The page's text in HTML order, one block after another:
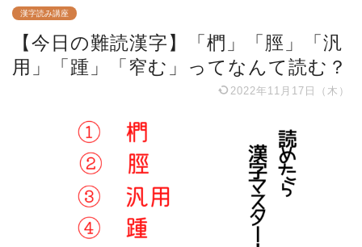
漢字読み講座
【今日の難読漢字】「椚」「脛」「汎
用」「踵」「窄む」ってなんて読む？
2022年11月17日（木）